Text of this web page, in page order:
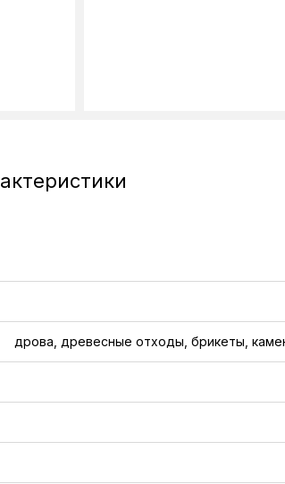
дрова, древесные отходы, брикеты,